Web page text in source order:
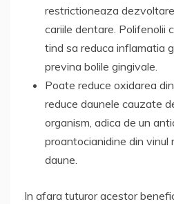
restrictioneaza
cariile dentare. Polifenolii
tind sa reduca inflamatia
previna bolile gingivale.
Poate reduce oxidarea
reduce daunele cauzate
organism, adica de un
proantocianidine din vinul
daune.
In afara tuturor acestor